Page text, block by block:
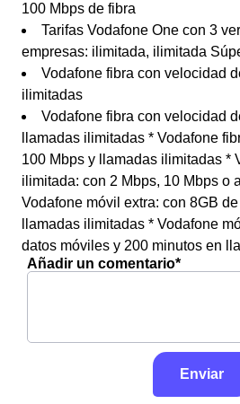
100 Mbps de fibra
Tarifas Vodafone One con 3
empresas: ilimitada, ilimitada
Vodafone fibra con velocidad
ilimitadas
Vodafone fibra con velocidad
llamadas ilimitadas * Vodafone
100 Mbps y llamadas ilimitadas *
ilimitada: con 2 Mbps, 10 Mbps o
Vodafone móvil extra: con 8GB
llamadas ilimitadas * Vodafone
datos móviles y 200 minutos en
Añadir un comentario*
Enviar